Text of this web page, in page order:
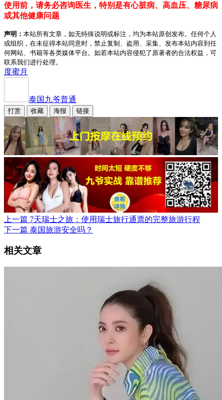
使用前，请务必咨询医生，特别是有心脏病、高血压、糖尿病
或其他健康问题
声明： 本站所有文章，如无特殊说明或标注，均为本站原创发布。任何个人
或组织，在未征得本站同意时，禁止复制、盗用、采集、发布本站内容到任
何网站、书籍等各类媒体平台。如若本站内容侵犯了原著者的合法权益，可
联系我们进行处理。
度蜜月
泰国九爷普通
打赏 收藏 海报 链接
上一篇 7天瑞士之旅：使用瑞士旅行通票的完整旅游行程
下一篇 泰国旅游安全吗？
相关文章